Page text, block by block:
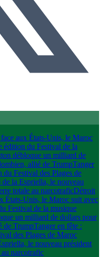
aux États-Unis, le Maroc
édition du Festival de la
débloque un milliard de
allié de TrumpTanger
Festival des Plages de
la Espriella, le nouveau
totale au narcotraficDétroit
États-Unis, le Maroc suit avec
Festival de la musique
un milliard de dollars pour
de TrumpTanger en fête :
des Plages de Maroc
le nouveau président
narcotrafic